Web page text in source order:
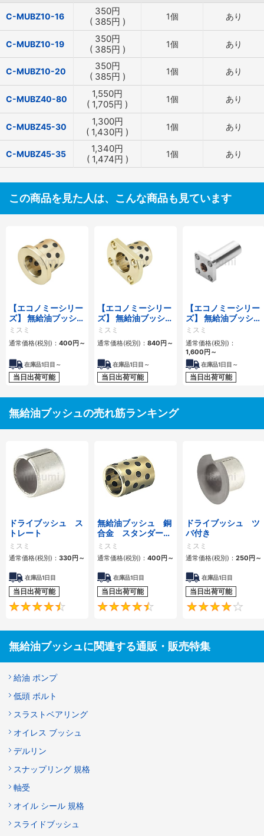
C-MUBZ10-16 350円
( 385円 ) 1個 あり
C-MUBZ10-19 350円
( 385円 ) 1個 あり
C-MUBZ10-20 350円
( 385円 ) 1個 あり
C-MUBZ40-80 1,550円
( 1,705円 ) 1個 あり
C-MUBZ45-30 1,300円
( 1,430円 ) 1個 あり
C-MUBZ45-35 1,340円
( 1,474円 ) 1個 あり
この商品を見た人は、こんな商品も見ています
【エコノミーシリー
ズ】 無給油ブッシュ
銅合金ツバ付タイプ
内径E7外径r6
ミスミ
通常価格(税別)： 400 円 ～
在庫品1日目～
当日出荷可能
【エコノミーシリー
ズ】 無給油ブッシュ
銅合金標準フランジ
タイプ 内径F7外径
h7
ミスミ
通常価格(税別)： 840 円 ～
在庫品1日目～
当日出荷可能
【エコノミーシリー
ズ】 無給油ブッシ
ュ 青銅合金 角フ
ランジ型ハウジング
ユニット
ミスミ
通常価格(税別)：
1,600 円 ～
在庫品1日目～
当日出荷可能
無給油ブッシュの売れ筋ランキング
ドライブッシュ ス
トレート
ミスミ
通常価格(税別)： 330 円 ～
在庫品1日目
当日出荷可能
4.5
無給油ブッシュ 銅
合金 スタンダード
内径Ｆ７外径ｍ６タ
イプ
ミスミ
通常価格(税別)： 400 円 ～
在庫品1日目
当日出荷可能
4.6
ドライブッシュ ツ
バ付き
ミスミ
通常価格(税別)： 250 円 ～
在庫品1日目
当日出荷可能
無給油ブッシュに関連する通販・販売特集
給油 ポンプ
低頭 ボルト
スラストベアリング
オイレス ブッシュ
デルリン
スナップリング 規格
軸受
オイル シール 規格
スライドブッシュ